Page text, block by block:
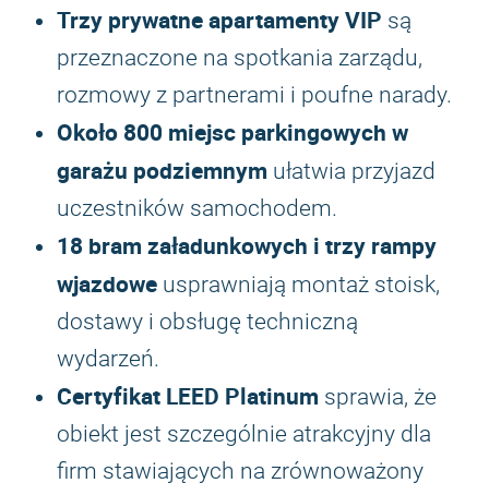
Trzy prywatne apartamenty VIP są
przeznaczone na spotkania zarządu,
rozmowy z partnerami i poufne narady.
Około 800 miejsc parkingowych w
garażu podziemnym ułatwia przyjazd
uczestników samochodem.
18 bram załadunkowych i trzy rampy
wjazdowe usprawniają montaż stoisk,
dostawy i obsługę techniczną
wydarzeń.
Certyfikat LEED Platinum sprawia, że
obiekt jest szczególnie atrakcyjny dla
firm stawiających na zrównoważony